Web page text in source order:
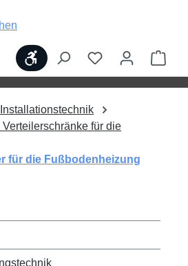
Werkzeugleiste anzeigen
Installationstechnik
für die
für die Fußbodenheizung